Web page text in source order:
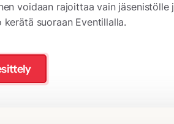
voidaan rajoittaa vain
suoraan Eventillalla.